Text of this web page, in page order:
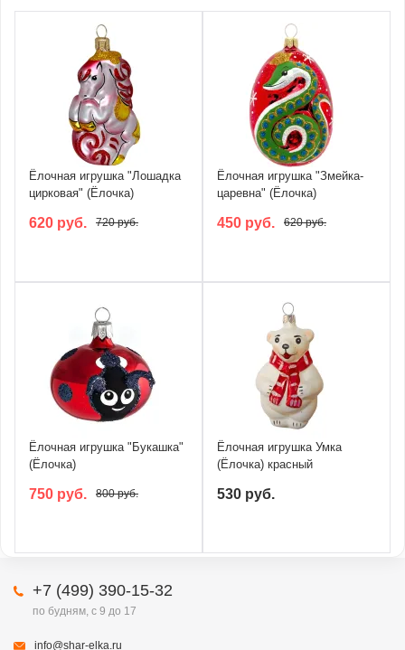
Ёлочная игрушка "Лошадка
цирковая" (Ёлочка)
620 руб. 720 руб.
Ёлочная игрушка "Змейка-
царевна" (Ёлочка)
450 руб. 620 руб.
Ёлочная игрушка "Букашка"
(Ёлочка)
750 руб. 800 руб.
Ёлочная игрушка Умка
(Ёлочка) красный
530 руб.
+7 (499) 390-15-32
по будням, с 9 до 17
info@shar-elka.ru